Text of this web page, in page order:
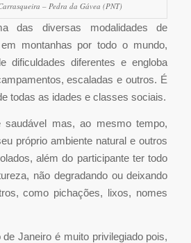
– Pedra da Gávea (PNT)
das diversas modalidades de
montanhas por todo o mundo,
dificuldades diferentes e engloba
escaladas e outros. É
todas as idades e classes sociais.
saudável mas, ao mesmo tempo,
próprio ambiente natural e outros
além do participante ter todo
não degradando ou deixando
como pichações, lixos, nomes
Janeiro é muito privilegiado pois,